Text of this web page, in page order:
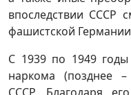
впоследствии СССР
фашистской
С 1939 по 1949
наркома (позднее
СССР. Благодаря